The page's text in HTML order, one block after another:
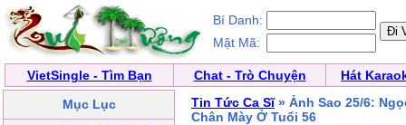
Bí Danh:
Mật Mã:
VietSingle - Tìm Bạn Chat - Trò Chuyện
Hát
Mục Lục
Tin Tức Ca Sĩ» Ảnh Sao 25/6:
Chân Mày Ở Tuổi 56